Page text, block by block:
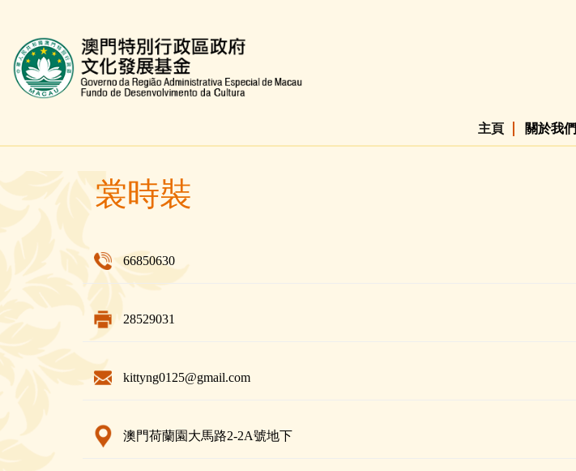
文化發展基金網頁
主頁 關於我們
裳時裝
66850630
28529031
kittyng0125@gmail.com
澳門荷蘭園大馬路2-2A號地下